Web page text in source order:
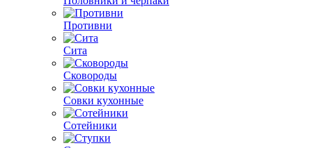
Противни
Сита
Сковороды
Совки кухонные
Сотейники